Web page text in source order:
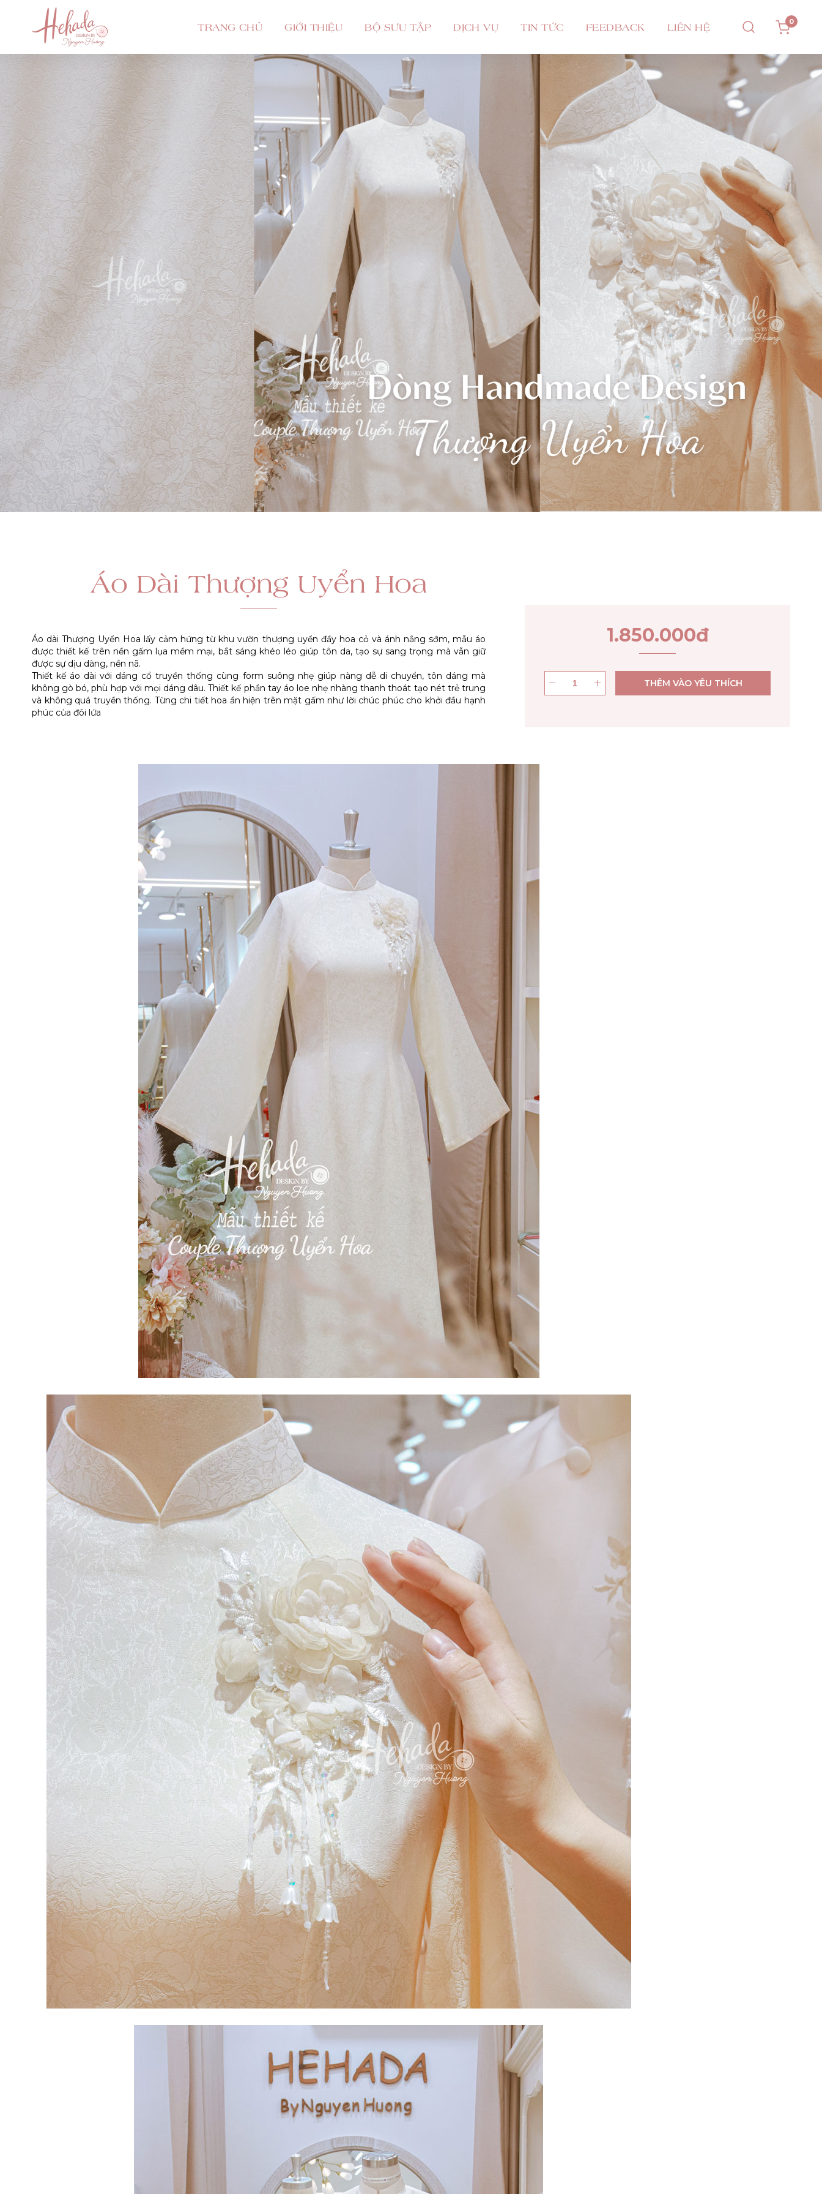
TRANG CHỦ GIỚI THIỆU BỘ SƯU TẬP DỊCH VỤ TIN TỨC FEEDBACK LIÊN HỆ 0
Áo Dài Thượng Uyển Hoa
Áo dài Thượng Uyển Hoa lấy cảm hứng từ khu vườn thượng uyển đầy hoa cỏ và ánh nắng sớm, mẫu áo
được thiết kế trên nền gấm lụa mềm mại, bắt sáng khéo léo giúp tôn da, tạo sự sang trọng mà vẫn giữ
được sự dịu dàng, nền nã.
Thiết kế áo dài với dáng cổ truyền thống cùng form suông nhẹ giúp nàng dễ di chuyển, tôn dáng mà
không gò bó, phù hợp với mọi dáng dâu. Thiết kế phần tay áo loe nhẹ nhàng thanh thoát tạo nét trẻ trung
và không quá truyền thống. Từng chi tiết hoa ẩn hiện trên mặt gấm như lời chúc phúc cho khởi đầu hạnh
1.850.000đ
THÊM VÀO YÊU THÍCH